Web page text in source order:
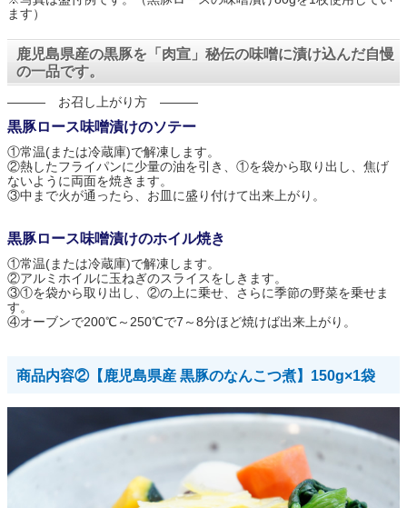
ます）
鹿児島県産の黒豚を「肉宣」秘伝の味噌に漬け込んだ自慢
の一品です。
――― お召し上がり方 ―――
黒豚ロース味噌漬けのソテー
①常温(または冷蔵庫)で解凍します。
②熱したフライパンに少量の油を引き、①を袋から取り出し、焦げ
ないように両面を焼きます。
③中まで火が通ったら、お皿に盛り付けて出来上がり。
黒豚ロース味噌漬けのホイル焼き
①常温(または冷蔵庫)で解凍します。
②アルミホイルに玉ねぎのスライスをしきます。
③①を袋から取り出し、②の上に乗せ、さらに季節の野菜を乗せま
す。
④オーブンで200℃～250℃で7～8分ほど焼けば出来上がり。
商品内容②【鹿児島県産 黒豚のなんこつ煮】150g×1袋